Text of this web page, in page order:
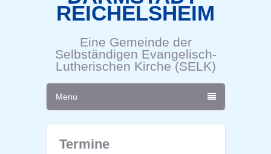
REICHELSHEIM
Eine Gemeinde der
Selbständigen Evangelisch-
Lutherischen Kirche (SELK)
Menu
Termine